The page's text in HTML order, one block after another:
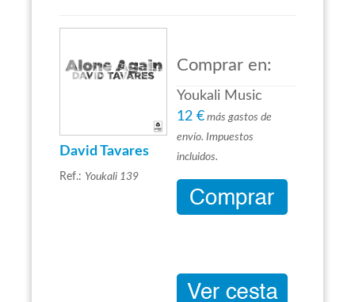
David Tavares
Ref.: Youkali 139
Comprar en:
Youkali Music
12 € más gastos de
envío. Impuestos
incluidos.